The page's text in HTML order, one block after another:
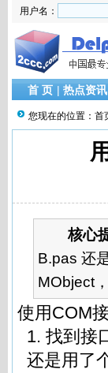
用户名：
首 页 | 热点资讯
您现在的位置： 首
核心提
B.pas 还
MObject
使用COM
1. 找到接
还是用了